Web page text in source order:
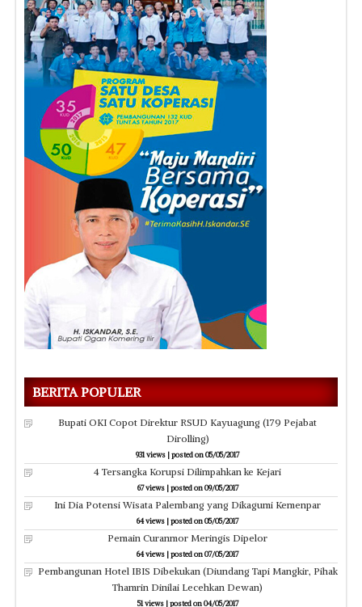
BERITA POPULER
Bupati OKI Copot Direktur RSUD Kayuagung (179 Pejabat
Dirolling)
931 views |posted on 05/05/2017
4 Tersangka Korupsi Dilimpahkan ke Kejari
67 views|posted on 09/05/2017
Ini Dia Potensi Wisata Palembang yang Dikagumi Kemenpar
64 views |posted on 05/05/2017
Pemain Curanmor Meringis Dipelor
64 views |posted on 07/05/2017
Pembangunan Hotel IBIS Dibekukan (Diundang Tapi Mangkir, Pihak
Thamrin Dinilai Lecehkan Dewan)
51 views|posted on 04/05/2017